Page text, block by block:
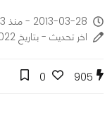
2013-03-28 - منذ 13 سنة
اخر تحديث - بتاريخ 2022-02-08
905
0